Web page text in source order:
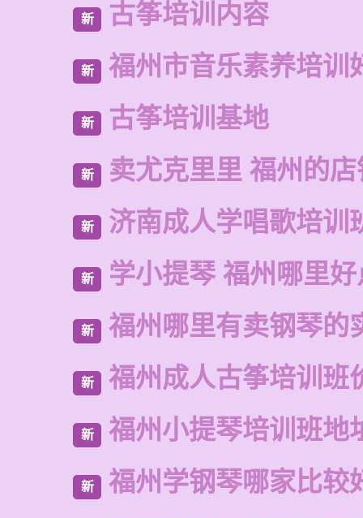
新 古筝培训内容
新 福州市音乐素养培训
新 古筝培训基地
新 卖尤克里里 福州的
新 济南成人学唱歌培训
新 学小提琴 福州哪里
新 福州哪里有卖钢琴的
新 福州成人古筝培训班
新 福州小提琴培训班地
新 福州学钢琴哪家比较